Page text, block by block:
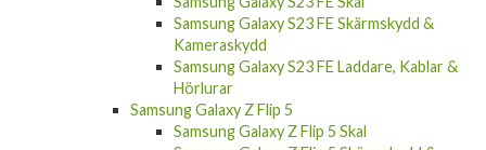
Samsung Galaxy S23 FE Skärmskydd &
Kameraskydd
Samsung Galaxy S23 FE Laddare, Kablar &
Hörlurar
Samsung Galaxy Z Flip 5
Samsung Galaxy Z Flip 5 Skal